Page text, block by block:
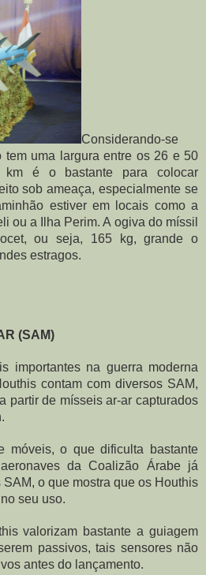
Considerando-se
tem uma largura entre os 26 e 50
é o bastante para colocar
sob ameaça, especialmente se
estiver em locais como a
ou a Ilha Perim. A ogiva do míssil
ou seja, 165 kg, grande o
estragos.
(SAM)
importantes na guerra moderna
contam com diversos SAM,
partir de mísseis ar-ar capturados
móveis, o que dificulta bastante
da Coalizão Árabe já
o que mostra que os Houthis
seu uso.
valorizam bastante a guiagem
passivos, tais sensores não
antes do lançamento.